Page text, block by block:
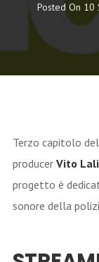
Posted On 10
Terzo capitolo
producer Vito
progetto è
sonore della